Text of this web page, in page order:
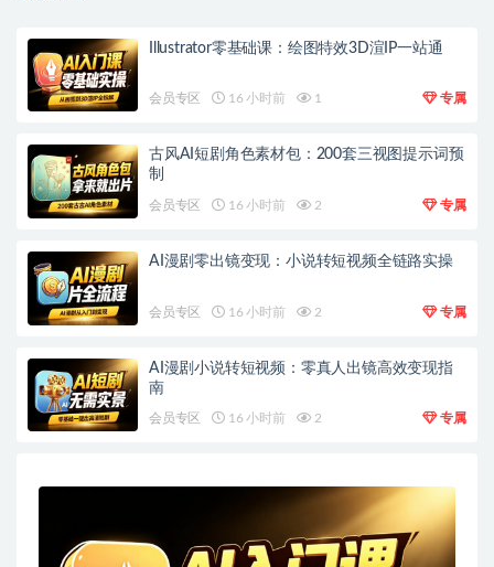
Illustrator零基础课：绘图特效3D渲IP一站通
会员专区 16 小时前 1 专属
古风AI短剧角色素材包：200套三视图提示词预
制
会员专区 16 小时前 2 专属
AI漫剧零出镜变现：小说转短视频全链路实操
会员专区 16 小时前 2 专属
AI漫剧小说转短视频：零真人出镜高效变现指
南
会员专区 16 小时前 2 专属